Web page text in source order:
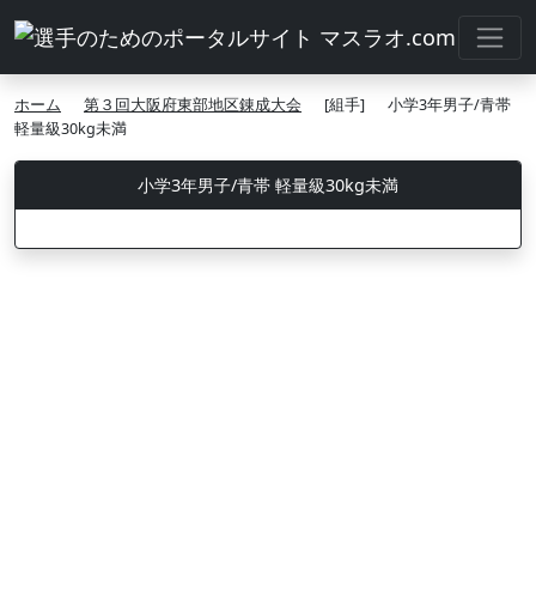
ホーム 第３回大阪府東部地区錬成大会 [組手]
小学3年男子/青帯
軽量級30kg未満
小学3年男子/青帯 軽量級30kg未満